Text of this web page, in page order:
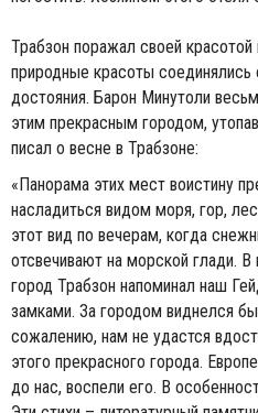
Трабзон поражал своей
природные красоты соединялись
достояния. Барон Минутоли
этим прекрасным городом,
писал о весне в Трабзоне:
«Панорама этих мест воистину
насладиться видом моря, гор,
этот вид по вечерам, когда
отсвечивают на морской глади. В
город Трабзон напоминал наш
замками. За городом виднелся
сожалению, нам не удастся
этого прекрасного города.
до нас, воспели его. В